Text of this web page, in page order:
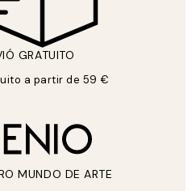
GRATUITO
a partir de 59 €
MUNDO DE ARTE